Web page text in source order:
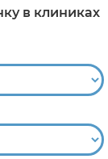
в клиниках